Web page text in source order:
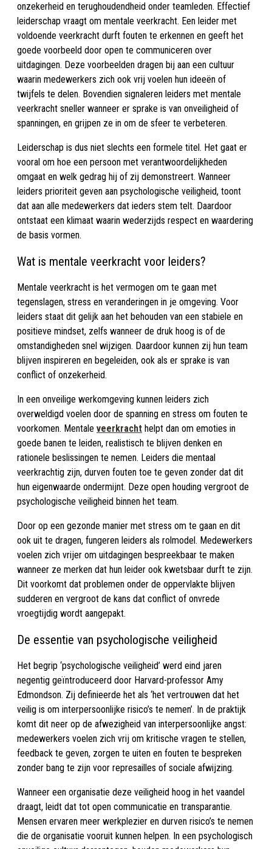
onzekerheid en terughoudendheid onder teamleden. Effectief
leiderschap vraagt om mentale veerkracht. Een leider met
voldoende veerkracht durft fouten te erkennen en geeft het
goede voorbeeld door open te communiceren over
uitdagingen. Deze voorbeelden dragen bij aan een cultuur
waarin medewerkers zich ook vrij voelen hun ideeën of
twijfels te delen. Bovendien signaleren leiders met mentale
veerkracht sneller wanneer er sprake is van onveiligheid of
spanningen, en grijpen ze in om de sfeer te verbeteren.
Leiderschap is dus niet slechts een formele titel. Het gaat er
vooral om hoe een persoon met verantwoordelijkheden
omgaat en welk gedrag hij of zij demonstreert. Wanneer
leiders prioriteit geven aan psychologische veiligheid, toont
dat aan alle medewerkers dat ieders stem telt. Daardoor
ontstaat een klimaat waarin wederzijds respect en waardering
de basis vormen.
Wat is mentale veerkracht voor leiders?
Mentale veerkracht is het vermogen om te gaan met
tegenslagen, stress en veranderingen in je omgeving. Voor
leiders staat dit gelijk aan het behouden van een stabiele en
positieve mindset, zelfs wanneer de druk hoog is of de
omstandigheden snel wijzigen. Daardoor kunnen zij hun team
blijven inspireren en begeleiden, ook als er sprake is van
conflict of onzekerheid.
In een onveilige werkomgeving kunnen leiders zich
overweldigd voelen door de spanning en stress om fouten te
voorkomen. Mentale veerkracht helpt dan om emoties in
goede banen te leiden, realistisch te blijven denken en
rationele beslissingen te nemen. Leiders die mentaal
veerkrachtig zijn, durven fouten toe te geven zonder dat dit
hun eigenwaarde ondermijnt. Deze open houding vergroot de
psychologische veiligheid binnen het team.
Door op een gezonde manier met stress om te gaan en dit
ook uit te dragen, fungeren leiders als rolmodel. Medewerkers
voelen zich vrijer om uitdagingen bespreekbaar te maken
wanneer ze merken dat hun leider ook kwetsbaar durft te zijn.
Dit voorkomt dat problemen onder de oppervlakte blijven
sudderen en vergroot de kans dat conflict of onvrede
vroegtijdig wordt aangepakt.
De essentie van psychologische veiligheid
Het begrip ‘psychologische veiligheid’ werd eind jaren
negentig geïntroduceerd door Harvard-professor Amy
Edmondson. Zij definieerde het als ‘het vertrouwen dat het
veilig is om interpersoonlijke risico’s te nemen’. In de praktijk
komt dit neer op de afwezigheid van interpersoonlijke angst:
medewerkers voelen zich vrij om kritische vragen te stellen,
feedback te geven, zorgen te uiten en fouten te bespreken
zonder bang te zijn voor represailles of sociale afwijzing.
Wanneer een organisatie deze veiligheid hoog in het vaandel
draagt, leidt dat tot open communicatie en transparantie.
Mensen ervaren meer werkplezier en durven risico’s te nemen
die de organisatie vooruit kunnen helpen. In een psychologisch